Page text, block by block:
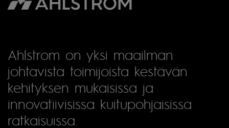
Ahlstrom on yksi maailman
johtavista toimijoista kestävän
kehityksen mukaisissa ja
innovatiivisissa kuitupohjaisissa
ratkaisuissa.